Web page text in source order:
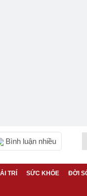
Bình luận nhiều
TRÍ SỨC KHỎE ĐỜI